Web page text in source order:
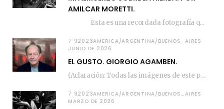
AMILCAR MORETTI.
Esta es una recordada fotografía que registré…
7 92023AMERICA/ARGENTINA/BUENOS_AIRES
JUNIO DE 2026
EL GUSTO. GIORGIO AGAMBEN.
(Aclaración: Todas las imágenes de este posteo fueron tomadas de Bloghemia.com, y todos los…
7 92023AMERICA/ARGENTINA/BUENOS_AIRES
MARZO DE 2026